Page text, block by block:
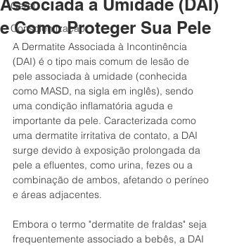
Geral
Conscientização
Associada à Umidade (DAI)
e Como Proteger Sua Pele
A Dermatite Associada à Incontinência
(DAI) é o tipo mais comum de lesão de
pele associada à umidade (conhecida
como MASD, na sigla em inglês), sendo
uma condição inflamatória aguda e
importante da pele. Caracterizada como
uma dermatite irritativa de contato, a DAI
surge devido à exposição prolongada da
pele a efluentes, como urina, fezes ou a
combinação de ambos, afetando o períneo
e áreas adjacentes.
Embora o termo "dermatite de fraldas" seja
frequentemente associado a bebês, a DAI